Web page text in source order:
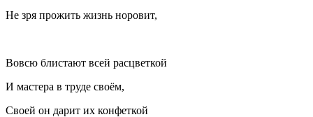
Не зря прожить жизнь норовит,
Вовсю блистают всей расцветкой
И мастера в труде своём,
Своей он дарит их конфеткой